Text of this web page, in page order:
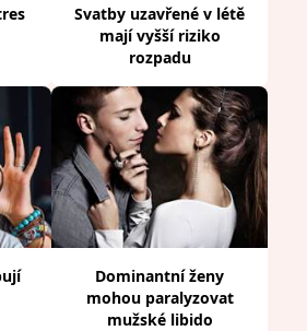
Svatby uzavřené v létě
mají vyšší riziko
rozpadu
Dominantní ženy
mohou paralyzovat
mužské libido